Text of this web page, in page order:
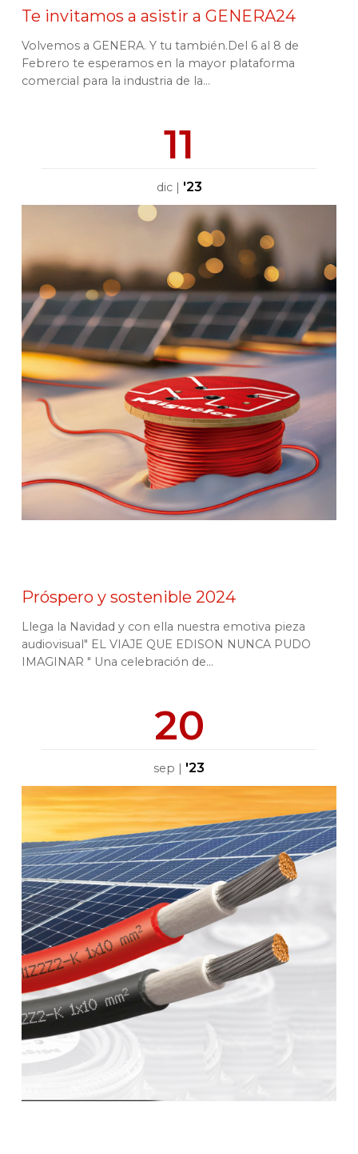
Te invitamos a asistir a GENERA24
Volvemos a GENERA. Y tu también.Del 6 al 8 de
Febrero te esperamos en la mayor plataforma
comercial para la industria de la...
11
dic| '23
Próspero y sostenible 2024
Llega la Navidad y con ella nuestra emotiva pieza
audiovisual" EL VIAJE QUE EDISON NUNCA PUDO
IMAGINAR " Una celebración de...
20
sep | '23